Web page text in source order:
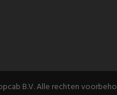
B.V. Alle rechten